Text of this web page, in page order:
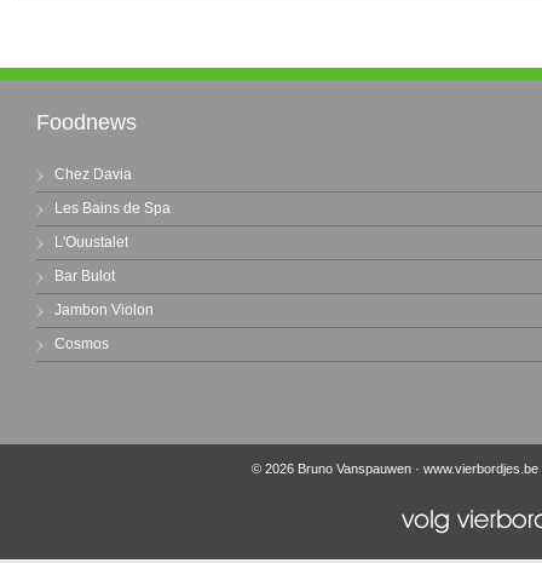
Foodnews
Chez Davia
Les Bains de Spa
L'Ouustalet
Bar Bulot
Jambon Violon
Cosmos
© 2026 Bruno Vanspauwen · www.vierbordjes.be